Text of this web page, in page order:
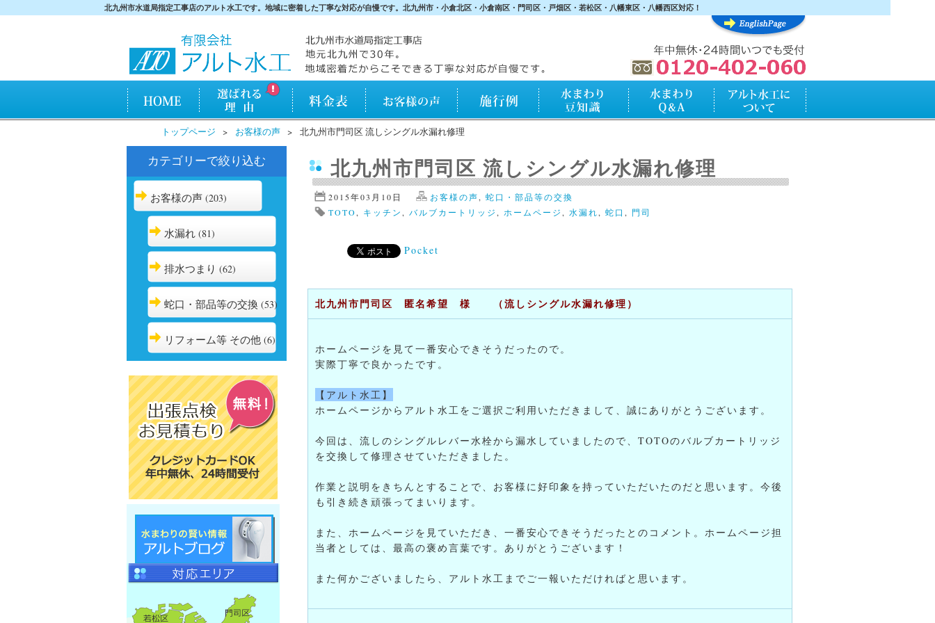
北九州市水道局指定工事店のアルト水工です。地域に密着した丁寧な対応が自慢です。北九州市・小倉北区・小倉南区・門司区・戸畑区・若松区・八幡東区・八幡西区対応！
アルト水工が選ばれ
る理由
料金表 お客様の声 施行例
トップページ お客様の声 北九州市門司区 流しシングル水漏れ修理
カテゴリーで絞り込む
お客様の声 (203)
水漏れ (81)
排水つまり (62)
蛇口・部品等の交換 (53)
リフォーム等 その他 (6)
北九州市門司区 流しシングル水漏れ修理
2015年03月10日 お客様の声, 蛇口・部品等の交換
TOTO , キッチン , バルブカートリッジ , ホームページ , 水漏れ, 蛇口 , 門司
Pocket
北九州市門司区 匿名希望 様 （流しシングル水漏れ修理）
ホームページを見て一番安心できそうだったので。
実際丁寧で良かったです。
【アルト水工】
ホームページからアルト水工をご選択ご利用いただきまして、誠にありがとうございます。
今回は、流しのシングルレバー水栓から漏水していましたので、TOTOのバルブカートリッジ
を交換して修理させていただきました。
作業と説明をきちんとすることで、お客様に好印象を持っていただいたのだと思います。今後
も引き続き頑張ってまいります。
また、ホームページを見ていただき、一番安心できそうだったとのコメント。ホームページ担
当者としては、最高の褒め言葉です。ありがとうございます！
また何かございましたら、アルト水工までご一報いただければと思います。